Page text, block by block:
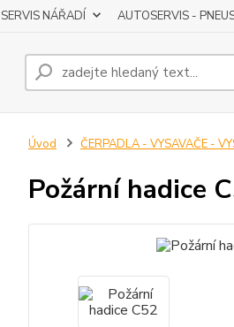
SERVIS NÁŘADÍ AUTOSERVIS -
Úvod ČERPADLA - VYSAVAČE -
Požární hadice